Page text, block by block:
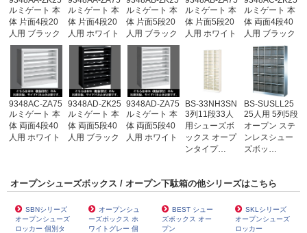
ルミゲート 本
体 片面4段20
人用 ブラック
ルミゲート 本
体 片面4段20
人用 ホワイト
ルミゲート 本
体 片面5段20
人用 ブラック
ルミゲート 本
体 片面5段20
人用 ホワイト
ルミゲート 本
体 両面4段40
人用 ブラック
9348AC-ZA75
ルミゲート 本
体 両面4段40
人用 ホワイト
9348AD-ZK25
ルミゲート 本
体 両面5段40
人用 ブラック
9348AD-ZA75
ルミゲート 本
体 両面5段40
人用 ホワイト
BS-33NH3SN
3列11段33人
用シューズボ
ックス オープ
ンタイプ…
BS-SUSLL25
25人用 5列5段
オープン ステ
ンレスシュー
ズボッ…
オープンシューズボックス / オープン下駄箱の他シリーズはこちら
SBNシリーズ
オープンシューズ
ロッカー 個別タ
オープンシュ
ーズボックス ホ
ワイトグレー 個
BEST シュー
ズボックス オー
プン
SKLシリーズ
オープンシューズ
ロッカー